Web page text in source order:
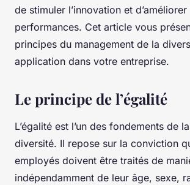
de stimuler l’innovation et d’améliorer
performances. Cet article vous
principes du management de la
application dans votre entreprise.
Le principe de l’égalité
L’égalité est l’un des fondements de
diversité. Il repose sur la conviction
employés doivent être traités de
indépendamment de leur âge, sexe,